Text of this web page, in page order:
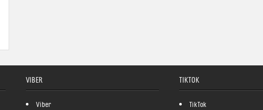
VIBER
Viber
TIKTOK
TikTok